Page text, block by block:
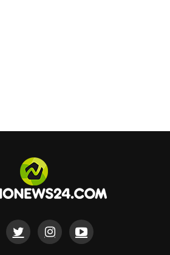
rasoterra col
gli passa sotto al corpo
sviluppi di un calcio
battuto sul cross